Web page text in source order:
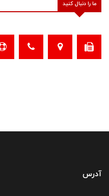
ما را دنبال کنید
آدرس